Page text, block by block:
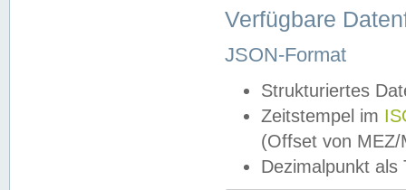
Verfügbare
JSON-Format
Strukturiertes
Zeitstempel im
(Offset von MEZ/
Dezimalpunkt als